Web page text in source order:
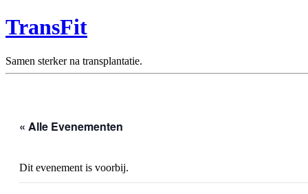
TransFit
Samen sterker na transplantatie.
« Alle Evenementen
Dit evenement is voorbij.